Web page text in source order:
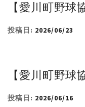
【愛川町野球
投稿日: 2026/06/23
【愛川町野球
投稿日: 2026/06/16